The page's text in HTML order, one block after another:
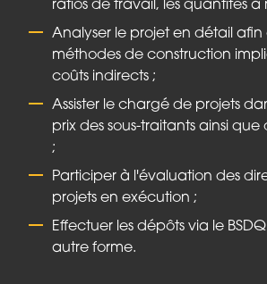
ratios de travail, les quantités à
Analyser le projet en détail afin
méthodes de construction
coûts indirects ;
Assister le chargé de projets
prix des sous-traitants ainsi que
;
Participer à l'évaluation des
projets en exécution ;
Effectuer les dépôts via le
autre forme.